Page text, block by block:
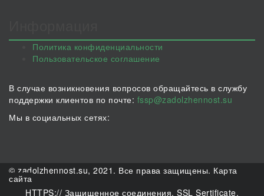
Политика конфиденциальности
Пользовательское соглашение
В случае возникновения вопросов обращайтесь в службу
поддержки клиентов по почте: fssp@zadolzhennost.su
Мы в социальных сетях:
© zadolzhennost.su, 2021. Все права защищены. Карта
сайта
HTTPS:// Защищенное соединения. SSL Sertificate.